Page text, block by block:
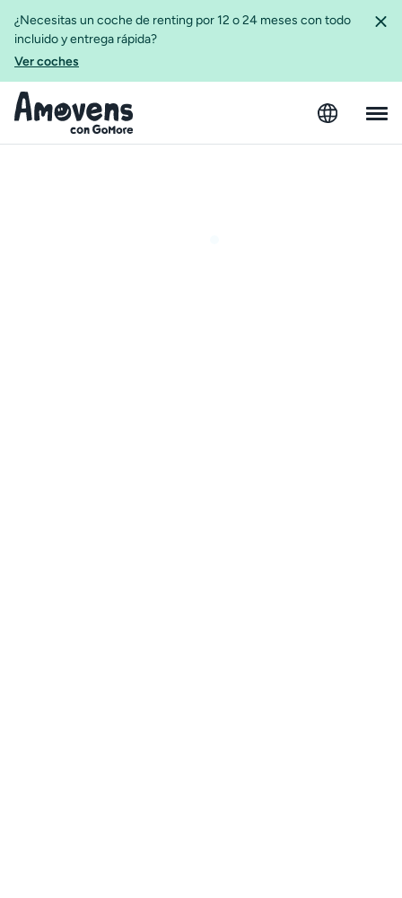
¿Necesitas un coche de renting por 12 o 24 meses con todo
incluido y entrega rápida?
Ver coches